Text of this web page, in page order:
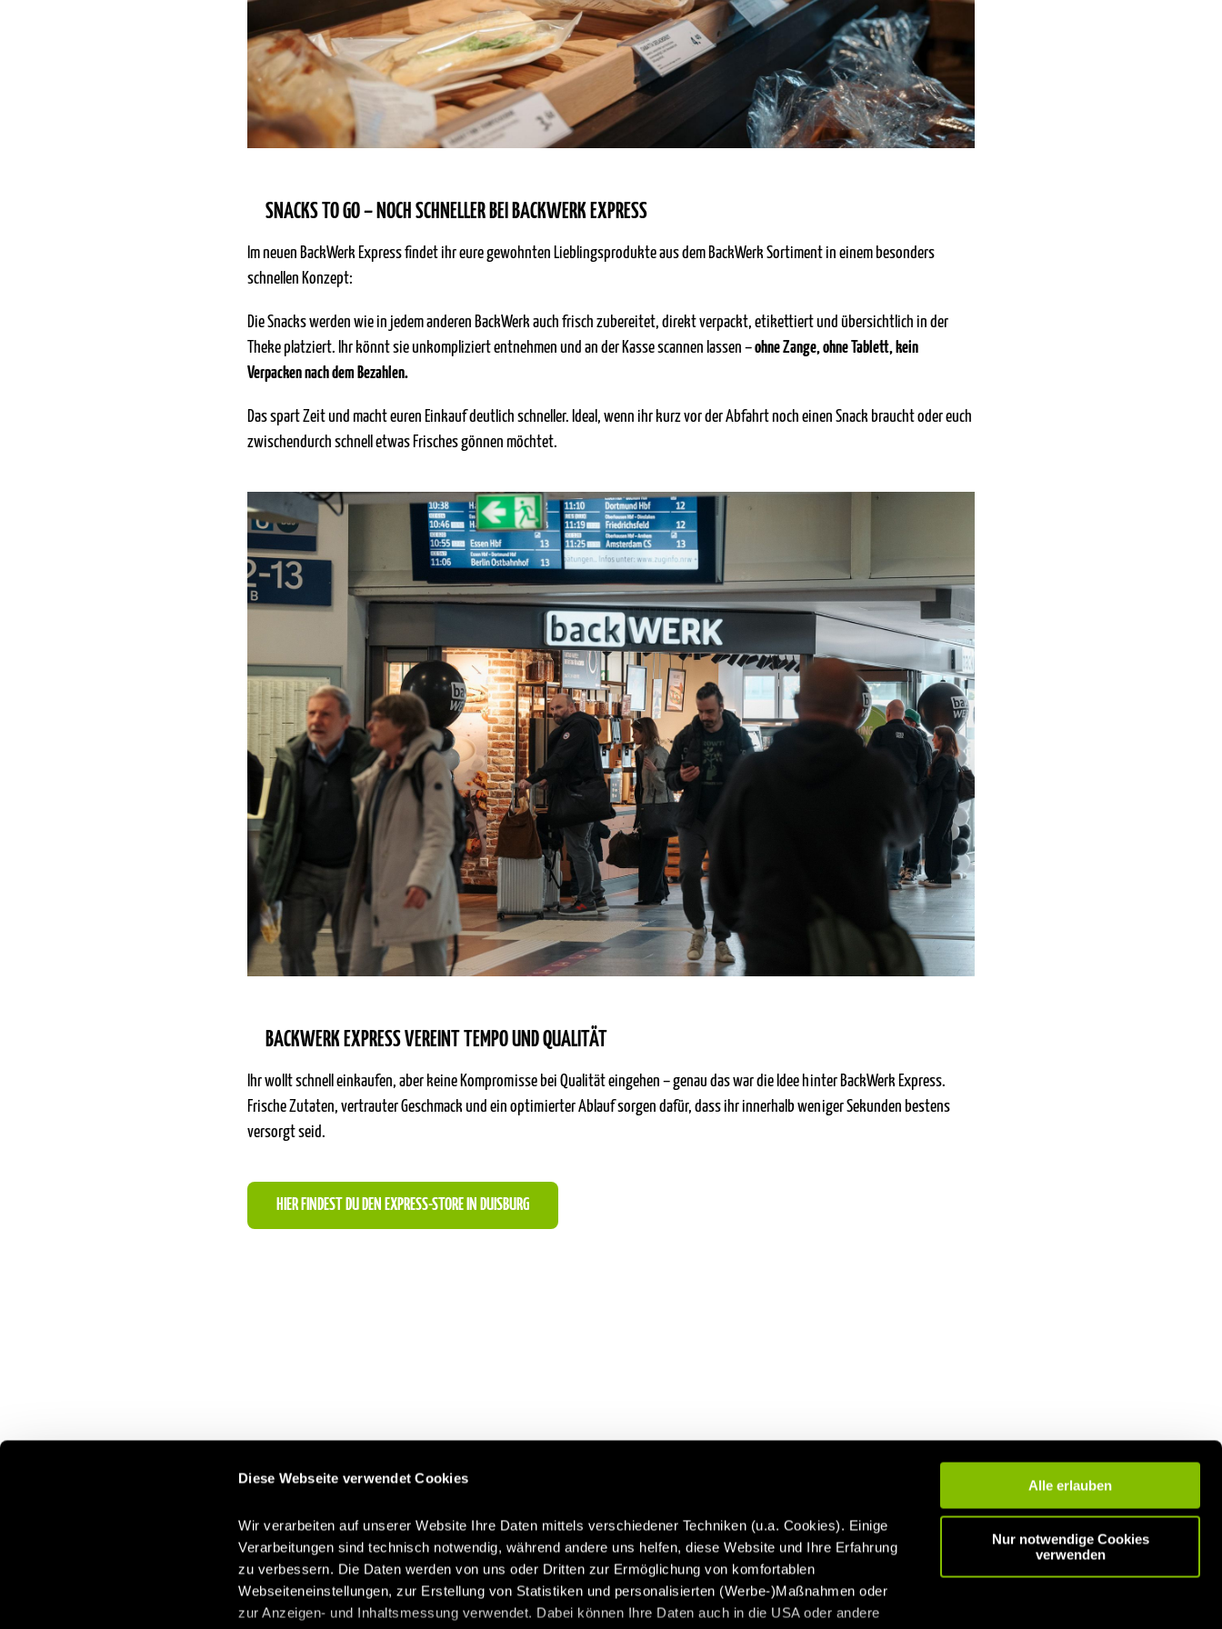
Diese Webseite verwendet Cookies
Wir verarbeiten auf unserer Website Ihre Daten mittels verschiedener Techniken (u.a. Cookies). Einige
Verarbeitungen sind technisch notwendig, während andere uns helfen, diese Website und Ihre Erfahrung
zu verbessern. Die Daten werden von uns oder Dritten zur Ermöglichung von komfortablen
Webseiteneinstellungen, zur Erstellung von Statistiken und personalisierten (Werbe-)Maßnahmen oder
zur Anzeigen- und Inhaltsmessung verwendet. Dabei können Ihre Daten auch in die USA oder andere
Alle erlauben
Nur notwendige Cookies
verwenden
SNACKS TO GO – NOCH SCHNELLER BEI BACKWERK EXPRESS
Im neuen BackWerk Express findet ihr eure gewohnten Lieblingsprodukte aus dem BackWerk Sortiment in einem besonders
schnellen Konzept:
Die Snacks werden wie in jedem anderen BackWerk auch frisch zubereitet, direkt verpackt, etikettiert und übersichtlich in der
Theke platziert. Ihr könnt sie unkompliziert entnehmen und an der Kasse scannen lassen –ohne Zange, ohne Tablett, kein
Verpacken nach dem Bezahlen.
Das spart Zeit und macht euren Einkauf deutlich schneller. Ideal, wenn ihr kurz vor der Abfahrt noch einen Snack braucht oder euch
zwischendurch schnell etwas Frisches gönnen möchtet.
BACKWERK EXPRESS VEREINT TEMPO UND QUALITÄT
Ihr wollt schnell einkaufen, aber keine Kompromisse bei Qualität eingehen – genau das war die Idee hinter BackWerk Express.
Frische Zutaten, vertrauter Geschmack und ein optimierter Ablauf sorgen dafür, dass ihr innerhalb weniger Sekunden bestens
versorgt seid.
HIER FINDEST DU DEN EXPRESS-STORE IN DUISBURG